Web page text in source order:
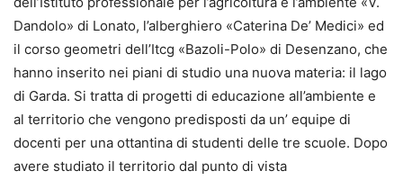
Dandolo» di Lonato, l’alberghiero «Caterina De’ Medici» ed
il corso geometri dell’Itcg «Bazoli-Polo» di Desenzano, che
hanno inserito nei piani di studio una nuova materia: il lago
di Garda. Si tratta di progetti di educazione all’ambiente e
al territorio che vengono predisposti da un’ equipe di
docenti per una ottantina di studenti delle tre scuole. Dopo
avere studiato il territorio dal punto di vista